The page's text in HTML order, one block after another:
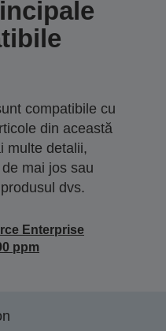
compatibile cu
din această
multe detalii,
mai jos sau
dvs.
Enterprise
ppm